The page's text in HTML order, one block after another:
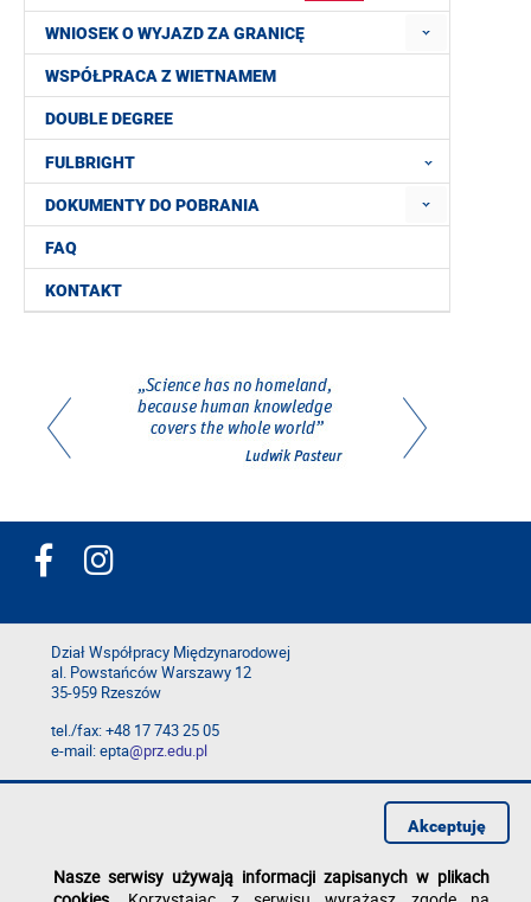
WNIOSEK O WYJAZD ZA GRANICĘ
WSPÓŁPRACA Z WIETNAMEM
DOUBLE DEGREE
FULBRIGHT
DOKUMENTY DO POBRANIA
FAQ
KONTAKT
Dział Współpracy Międzynarodowej
al. Powstańców Warszawy 12
35-959 Rzeszów
tel./fax: +48 17 743 25 05
e-mail: epta@prz.edu.pl
Deklaracja dostępności
Nasze serwisy używają informacji zapisanych w plikach
Akceptuję